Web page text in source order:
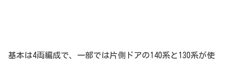
基本は4両編成で、一部では片側ドアの140系と130系が使